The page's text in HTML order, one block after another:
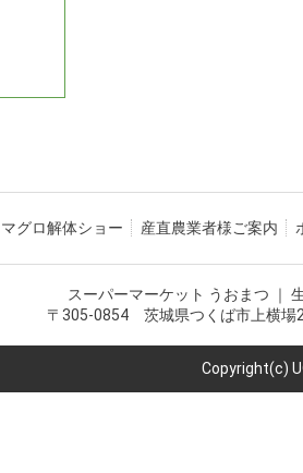
マグロ解体ショー 産直農業者様ご案内
スーパーマーケット うおま
〒305-0854 茨城県つくば市上
Copyright(c)